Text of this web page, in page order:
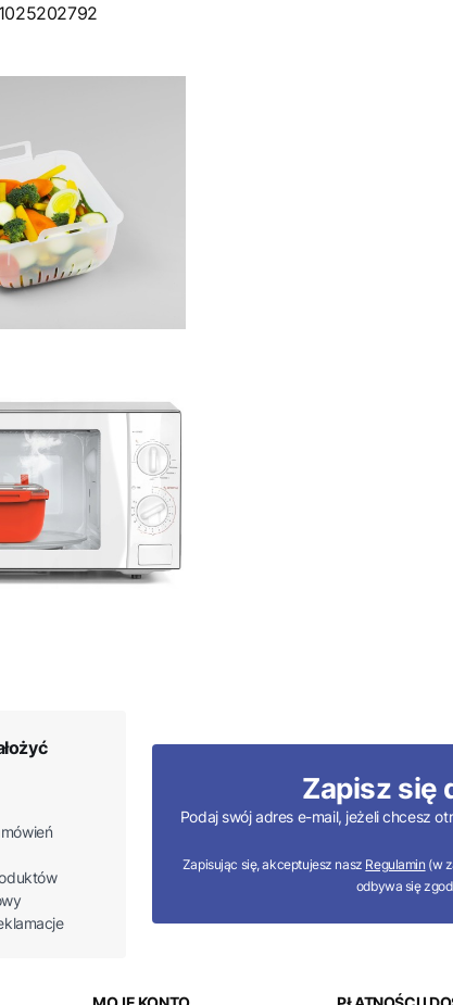
Zapisz się
Podaj swój adres e-mail, jeżeli chcesz
Zapisując się, akceptujesz nasz Regulamin (w
odbywa się